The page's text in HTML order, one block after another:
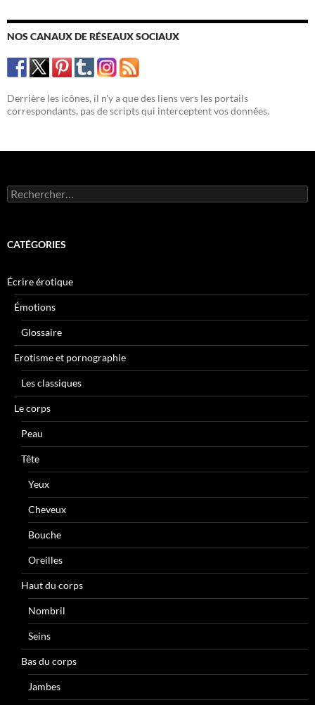
NOS CANAUX DE RÉSEAUX SOCIAUX
Derrière les icônes, il n'y a que des liens vers les portails
correspondants, pas de scripts qui interceptent vos données.
Rechercher :
CATÉGORIES
Écrire érotique
Émotions
Glossaire
Erotisme et pornographie
Les classiques
Le corps
Peau
Tête
Yeux
Cheveux
Bouche
Oreilles
Haut du corps
Nombril
Seins
Bas du corps
Jambes